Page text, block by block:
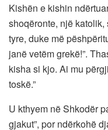
Kishën e kishin
shoqëronte, një
tyre, duke më
janë vetëm grekë!”.
kisha si kjo. Ai mu
toskë.”
U kthyem në Shkodër
gjakut”, por ndërkohë